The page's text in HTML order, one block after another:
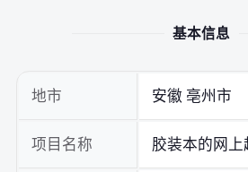
基本信息
地市 安徽 亳州市
项目名称 胶装本的网上